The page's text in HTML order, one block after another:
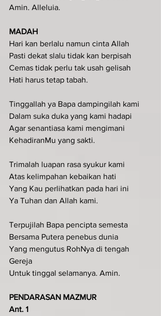
Amin. Alleluia.
MADAH
Hari kan berlalu namun cinta Allah
Pasti dekat slalu tidak kan berpisah
Cemas tidak perlu tak usah gelisah
Hati harus tetap tabah.
Tinggallah ya Bapa dampingilah kami
Dalam suka duka yang kami hadapi
Agar senantiasa kami mengimani
KehadiranMu yang sakti.
Trimalah luapan rasa syukur kami
Atas kelimpahan kebaikan hati
Yang Kau perlihatkan pada hari ini
Ya Tuhan dan Allah kami.
Terpujilah Bapa pencipta semesta
Bersama Putera penebus dunia
Yang mengutus RohNya di tengah
Gereja
Untuk tinggal selamanya. Amin.
PENDARASAN MAZMUR
Ant. 1